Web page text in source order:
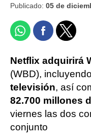
Publicado: 05 de
Netflix adquirirá
(WBD),
televisión, así
82.700 millones
viernes las dos
conjunto